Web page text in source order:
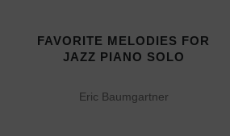
FAVORITE MELODIES FOR
JAZZ PIANO SOLO
Eric Baumgartner